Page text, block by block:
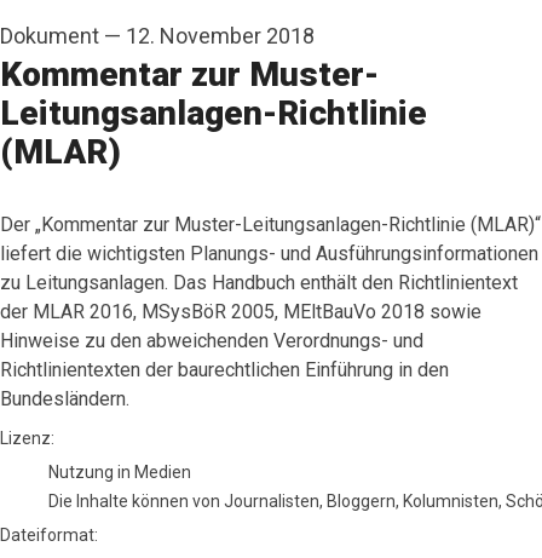
Dokument — 12. November 2018
Kommentar zur Muster-
Leitungsanlagen-Richtlinie
(MLAR)
​Der „Kommentar zur Muster-Leitungsanlagen-Richtlinie (MLAR)“
liefert die wichtigsten Planungs- und Ausführungsinformationen
zu Leitungsanlagen. Das Handbuch enthält den Richtlinientext
der MLAR 2016, MSysBöR 2005, MEltBauVo 2018 sowie
Hinweise zu den abweichenden Verordnungs- und
Richtlinientexten der baurechtlichen Einführung in den
Bundesländern.
go to media item
Lizenz:
Nutzung in Medien
Die Inhalte können von Journalisten, Bloggern, Kolumnisten,
Dateiformat: